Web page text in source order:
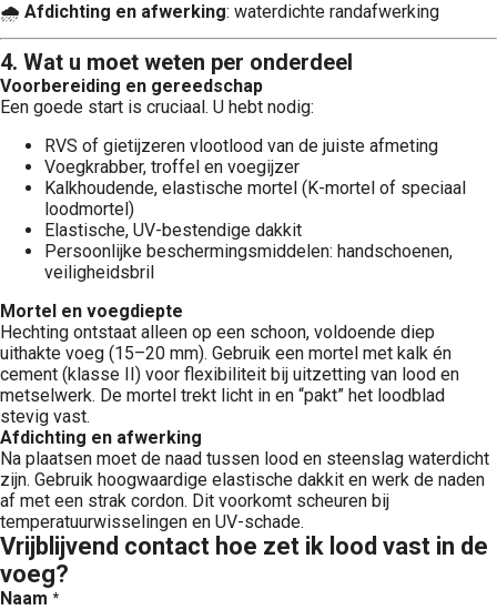
🌧️ Afdichting en afwerking: waterdichte randafwerking
4. Wat u moet weten per onderdeel
Voorbereiding en gereedschap
Een goede start is cruciaal. U hebt nodig:
RVS of gietijzeren vlootlood van de juiste afmeting
Voegkrabber, troffel en voegijzer
Kalkhoudende, elastische mortel (K-mortel of speciaal
loodmortel)
Elastische, UV-bestendige dakkit
Persoonlijke beschermingsmiddelen: handschoenen,
veiligheidsbril
Mortel en voegdiepte
Hechting ontstaat alleen op een schoon, voldoende diep
uithakte voeg (15–20 mm). Gebruik een mortel met kalk én
cement (klasse II) voor flexibiliteit bij uitzetting van lood en
metselwerk. De mortel trekt licht in en “pakt” het loodblad
stevig vast.
Afdichting en afwerking
Na plaatsen moet de naad tussen lood en steenslag waterdicht
zijn. Gebruik hoogwaardige elastische dakkit en werk de naden
af met een strak cordon. Dit voorkomt scheuren bij
temperatuurwisselingen en UV-schade.
Vrijblijvend contact hoe zet ik lood vast in de
voeg?
Naam *